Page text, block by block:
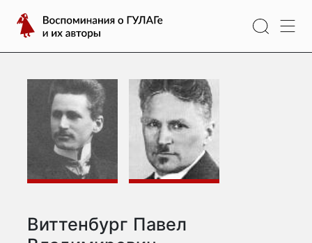
содержимому
Воспоминания
о
ГУЛАГе
авторы
Виттенбург Павел